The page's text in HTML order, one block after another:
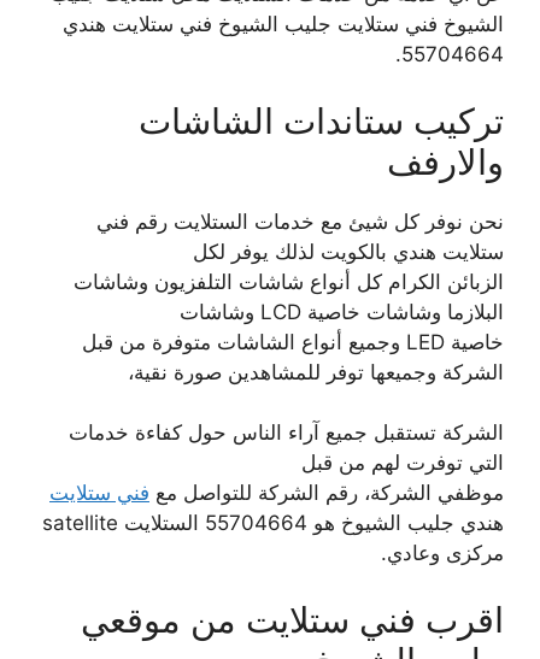
الشيوخ فني ستلايت جليب الشيوخ فني ستلايت هندي
55704664.
تركيب ستاندات الشاشات
والارفف
نحن نوفر كل شيئ مع خدمات الستلايت رقم فني
ستلايت هندي بالكويت لذلك يوفر لكل
الزبائن الكرام كل أنواع شاشات التلفزيون وشاشات
البلازما وشاشات خاصية LCD وشاشات
خاصية LED وجميع أنواع الشاشات متوفرة من قبل
الشركة وجميعها توفر للمشاهدين صورة نقية،
الشركة تستقبل جميع آراء الناس حول كفاءة خدمات
التي توفرت لهم من قبل
موظفي الشركة، رقم الشركة للتواصل مع فني ستلايت
هندي جليب الشيوخ هو 55704664 الستلايت satellite
مركزى وعادي.
اقرب فني ستلايت من موقعي